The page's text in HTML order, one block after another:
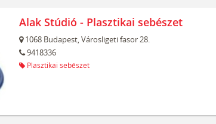
Alak Stúdió - Plasztikai sebészet
1068 Budapest,Városligeti fasor 28.
9418336
Plasztikai sebészet